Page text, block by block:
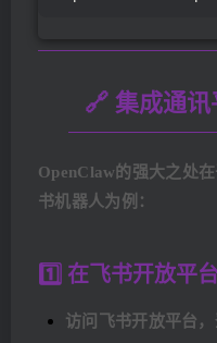
🔗 集成通讯
OpenClaw的强大之处
书机器人为例：
1️⃣ 在飞书开放平
访问飞书开放平台